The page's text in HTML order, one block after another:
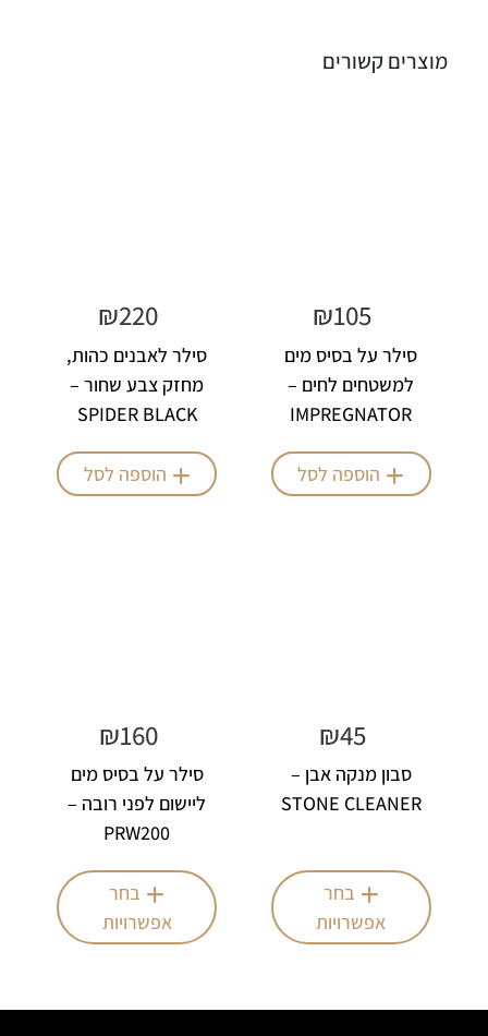
מוצרים קשורים
סילר על בסיס מים
למשטחים לחים –
IMPREGNATOR
₪105
הוספה לסל
סילר לאבנים כהות,
מחזק צבע שחור –
SPIDER BLACK
₪220
הוספה לסל
סבון מנקה אבן –
STONE CLEANER
₪45
בחר
אפשרויות
סילר על בסיס מים
ליישום לפני רובה –
PRW200
₪160
בחר
אפשרויות